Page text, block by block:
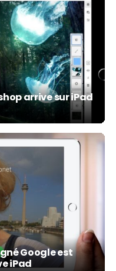
arrive sur iPad
Google est
iPad